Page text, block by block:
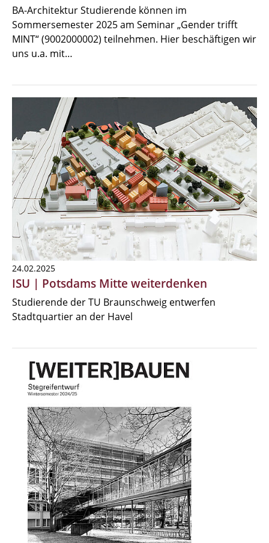
BA-Architektur Studierende können im
Sommersemester 2025 am Seminar „Gender trifft
MINT“ (9002000002) teilnehmen. Hier beschäftigen wir
uns u.a. mit…
24.02.2025
ISU | Potsdams Mitte weiterdenken
Studierende der TU Braunschweig entwerfen
Stadtquartier an der Havel